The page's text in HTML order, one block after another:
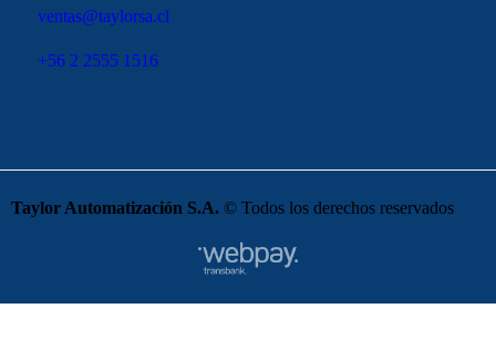
ventas@taylorsa.cl
+56 2 2555 1516
Taylor Automatización S.A. © Todos los derechos reservados